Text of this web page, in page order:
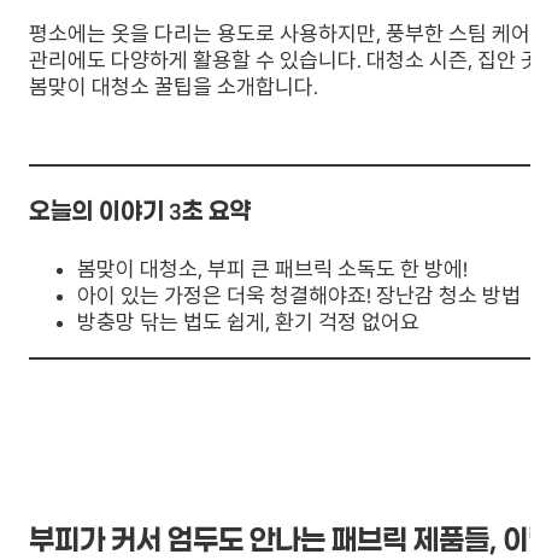
평소에는 옷을 다리는 용도로 사용하지만, 풍부한 스팀 케
관리에도 다양하게 활용할 수 있습니다. 대청소 시즌, 집안
봄맞이 대청소 꿀팁을 소개합니다.
오늘의 이야기 3초 요약
봄맞이 대청소, 부피 큰 패브릭 소독도 한 방에!
아이 있는 가정은 더욱 청결해야죠! 장난감 청소 방법
방충망 닦는 법도 쉽게, 환기 걱정 없어요
부피가 커서 엄두도 안나는 패브릭 제품들,